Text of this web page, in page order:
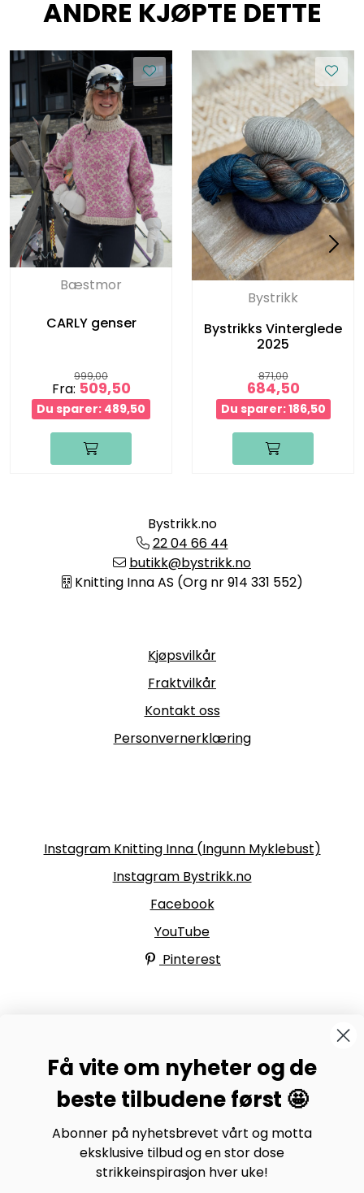
ANDRE KJØPTE DETTE
Bæstmor
CARLY genser
999,00
Fra: 509,50
Du sparer: 489,50
Bystrikk
Bystrikks Vinterglede
2025
871,00
684,50
Du sparer: 186,50
Bystrikk.no
22 04 66 44
butikk@bystrikk.no
Knitting Inna AS (Org nr 914 331 552)
Kjøpsvilkår
Fraktvilkår
Kontakt oss
Personvernerklæring
Instagram Knitting Inna (Ingunn Myklebust)
Instagram Bystrikk.no
Facebook
YouTube
Pinterest
Bli medlem av Bystrikk-forumet vårt på Facebook og
møt både designere og teststrikkere, samt 31.000
andre Bystrikkere som deler erfaringer, bilder og
inspirasjon.
Bli medlem her.
Få vite om nyheter og de
beste tilbudene først 🤩
Abonner på nyhetsbrevet vårt og motta
eksklusive tilbud og en stor dose
strikkeinspirasjon hver uke!